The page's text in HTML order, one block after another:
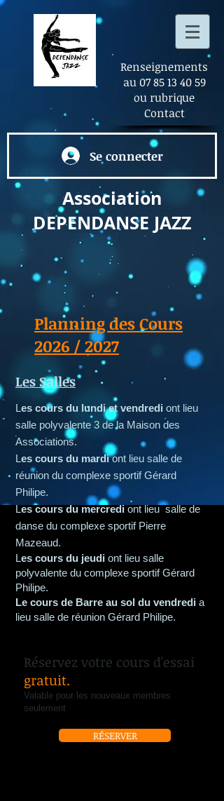
Renseignements
au07 85 13 40 59
ou rubrique
Contact
Se connecter
Association
DEPENDANSE JAZZ
Planning des Cours
2026 / 2027
Les Salles
Les cours du lundi et vendredi ont lieu
salle polyvalente 3 de la Maison des
Associations.
Les cours du mardiont lieu salle de
réunion du complexe sportif Gérard
Philipe.
Les cours du mercrediont lieu salle de
danse du complexe sportif Pierre
Mazeaud.
Les cours du jeudi ont lieu salle
polyvalente du complexe sportif Gérard
Philipe.
Le cours de Barre au sol du vendredi a
lieu salle de réunion Gérard Philipe.
Réservez votre cours d'essai
gratuit.
Valable pour les nouveaux membres
seulement
RÉSERVER